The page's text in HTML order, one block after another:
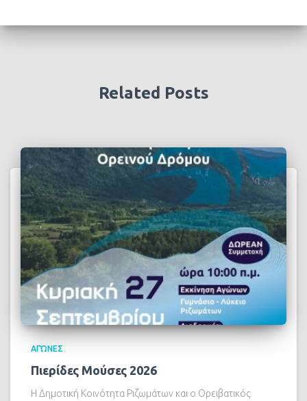
Related Posts
ΑΓΏΝΕΣ
Πιερίδες Μούσες 2026
Η Δημοτική Κοινότητα Ριζωμάτων και ο Ορειβατικός